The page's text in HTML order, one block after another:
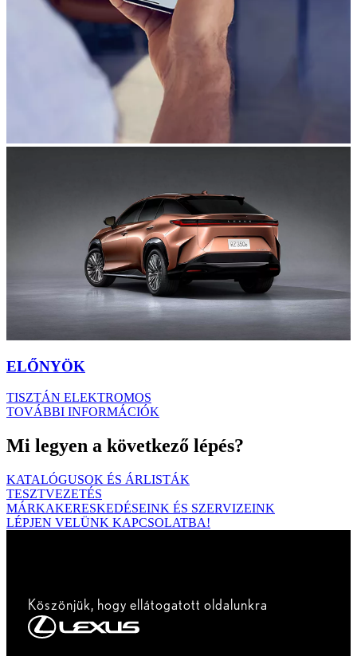
ELŐNYÖK
TISZTÁN ELEKTROMOS
TOVÁBBI INFORMÁCIÓK
Mi legyen a következő lépés?
KATALÓGUSOK ÉS ÁRLISTÁK
TESZTVEZETÉS
MÁRKAKERESKEDÉSEINK ÉS SZERVIZEINK
LÉPJEN VELÜNK KAPCSOLATBA!
Köszönjük, hogy ellátogatott oldalunkra